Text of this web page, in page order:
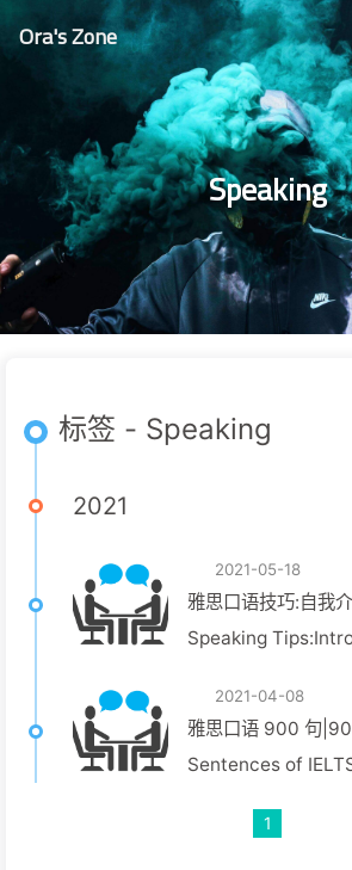
Ora's Zone
Speaking
标签 - Speaking
2021
2021-05-18
雅思口语技巧:自我
Speaking
2021-04-08
雅思口语 900 句
Sentences of
1